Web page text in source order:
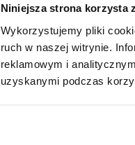
Niniejsza strona korzysta
Wykorzystujemy pliki
ruch w naszej witrynie.
reklamowym i
uzyskanymi podczas